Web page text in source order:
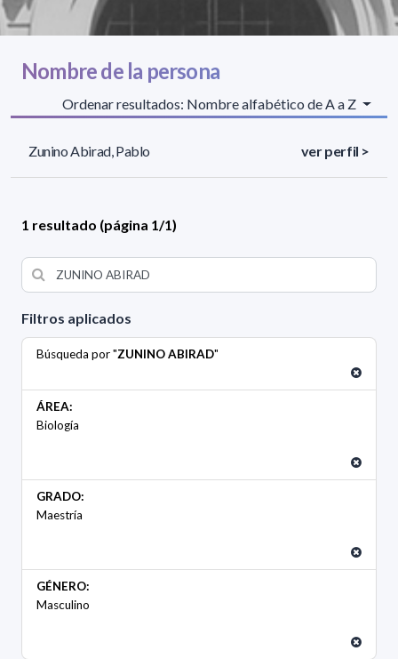
Filtros aplicados
Búsqueda por "ZUNINO ABIRAD"
ÁREA:
Biología
GRADO:
Maestría
GÉNERO:
Masculino
Nombre de la persona
Ordenar resultados: Nombre alfabético de A a Z
Zunino Abirad, Pablo ver perfil >
1 resultado (página 1/1)